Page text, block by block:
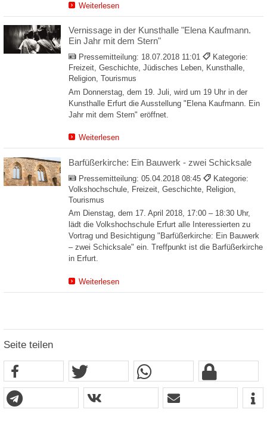
Weiterlesen
Vernissage in der Kunsthalle "Elena Kaufmann.
Ein Jahr mit dem Stern"
Pressemitteilung: 18.07.2018 11:01
Kategorie:
Freizeit, Geschichte, Jüdisches Leben, Kunsthalle,
Religion, Tourismus
Am Donnerstag, dem 19. Juli, wird um 19 Uhr in der
Kunsthalle Erfurt die Ausstellung "Elena Kaufmann. Ein
Jahr mit dem Stern" eröffnet.
Weiterlesen
Barfüßerkirche: Ein Bauwerk - zwei Schicksale
Pressemitteilung: 05.04.2018 08:45
Kategorie:
Volkshochschule, Freizeit, Geschichte, Religion,
Tourismus
Am Dienstag, dem 17. April 2018, 17:00 – 18:30 Uhr,
lädt die Volkshochschule Erfurt alle Interessierten zu
Vortrag und Besichtigung "Barfüßerkirche: Ein Bauwerk
– zwei Schicksale" ein. Treffpunkt ist die Barfüßerkirche
in Erfurt.
Weiterlesen
Seite teilen